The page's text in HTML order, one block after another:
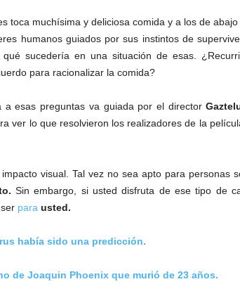
toca muchísima y deliciosa comida y a los de
humanos guiados por sus instintos de
qué sucedería en una situación de esas.
para racionalizar la comida?
a esas preguntas va guiada por el director
ver lo que resolvieron los realizadores de la
visual. Tal vez no sea apto para personas
Sin embargo, si usted disfruta de ese tipo de
para usted.
había sido una predicción.
de Joaquin Phoenix que murió de 23 años.